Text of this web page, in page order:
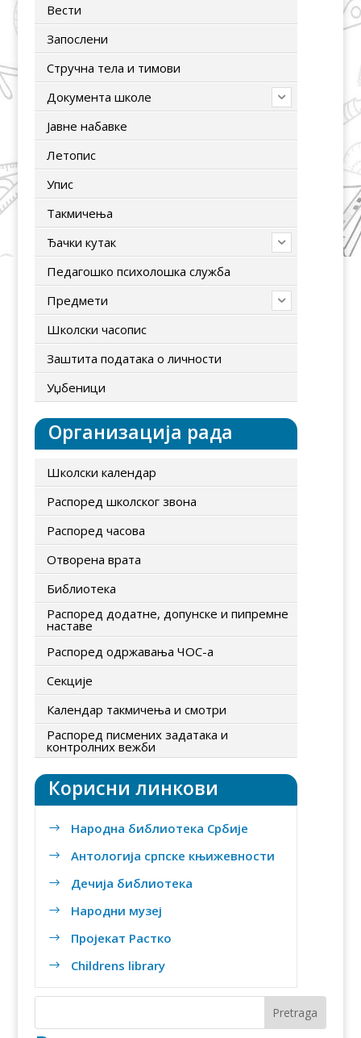
Вести
Запослени
Стручна тела и тимови
Документа школе
Јавне набавке
Летопис
Упис
Tакмичења
Ђачки кутак
Педагошко психолошка служба
Предмети
Школски часопис
Заштита података о личности
Уџбеници
Организација рада
Школски календар
Распоред школског звона
Распоред часова
Отворена врата
Библиотека
Распоред додатне, допунске и пипремне
наставе
Распоред одржавања ЧОС-а
Секције
Календар такмичења и смотри
Распоред писмених задатака и
контролних вежби
Корисни линкови
$ Народна библиотека Србије
$ Антологија српске књижевности
$ Дечија библиотека
$ Народни музеј
$ Пројекат Растко
$ Childrens library